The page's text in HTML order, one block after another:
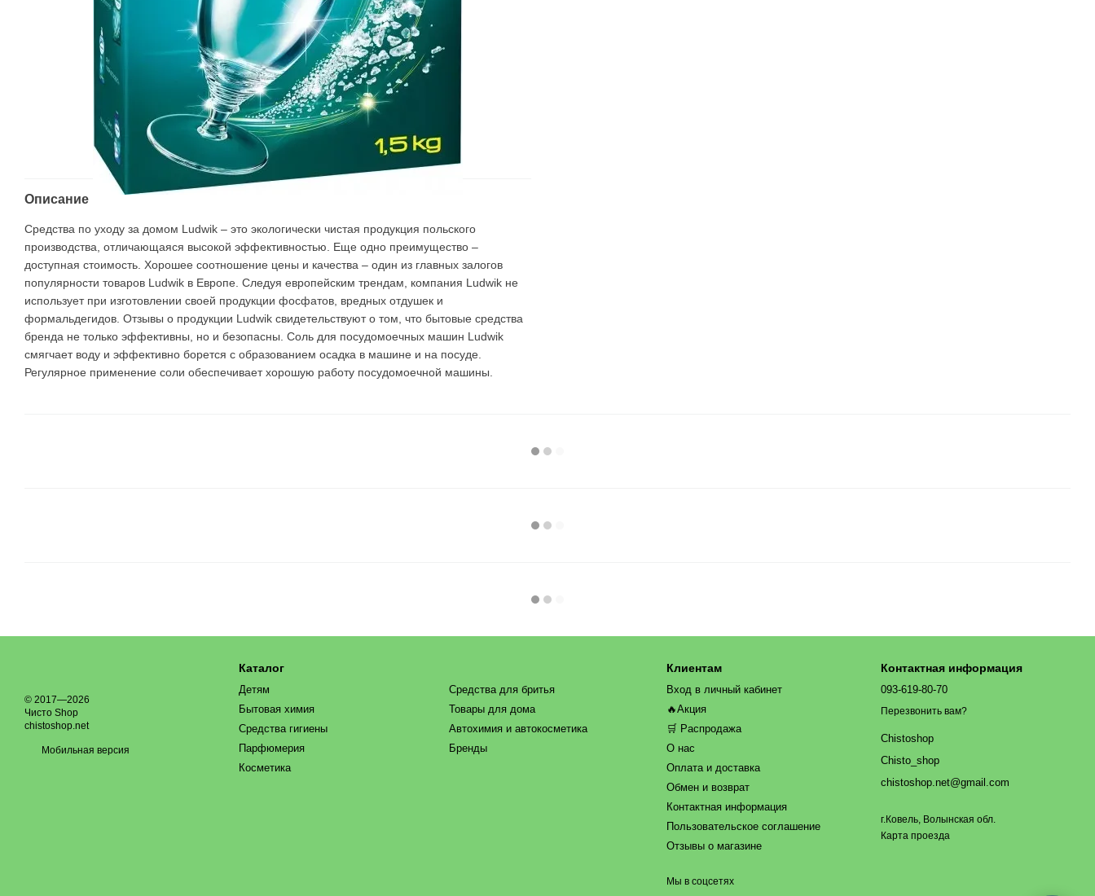
Описание
Средства по уходу за домом Ludwik – это экологически чистая продукция польского
производства, отличающаяся высокой эффективностью. Еще одно преимущество –
доступная стоимость. Хорошее соотношение цены и качества – один из главных залогов
популярности товаров Ludwik в Европе. Следуя европейским трендам, компания Ludwik не
использует при изготовлении своей продукции фосфатов, вредных отдушек и
формальдегидов. Отзывы о продукции Ludwik свидетельствуют о том, что бытовые средства
бренда не только эффективны, но и безопасны. Соль для посудомоечных машин Ludwik
смягчает воду и эффективно борется с образованием осадка в машине и на посуде.
Регулярное применение соли обеспечивает хорошую работу посудомоечной машины.
© 2017—2026
Чисто Shop
chistoshop.net
Мобильная версия
Каталог
Детям
Бытовая химия
Средства гигиены
Парфюмерия
Косметика
Средства для бритья
Товары для дома
Автохимия и автокосметика
Бренды
Клиентам
Вход в личный кабинет
🔥Акция
🛒 Распродажа
О нас
Оплата и доставка
Обмен и возврат
Контактная информация
Пользовательское соглашение
Отзывы о магазине
Мы в соцсетях
Контактная информация
093-619-80-70
Перезвонить вам?
Chistoshop
Chisto_shop
chistoshop.net@gmail.com
г.Ковель, Волынская обл.
Карта проезда